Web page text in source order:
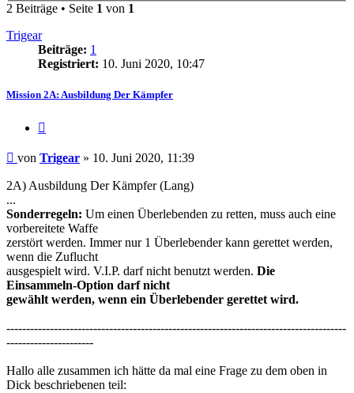
2 Beiträge • Seite 1 von 1
Trigear
Beiträge: 1
Registriert: 10. Juni 2020, 10:47
Mission 2A: Ausbildung Der Kämpfer
Beitrag
von Trigear » 10. Juni 2020, 11:39
2A) Ausbildung Der Kämpfer (Lang)
...
Sonderregeln: Um einen Überlebenden zu retten, muss auch eine
vorbereitete Waffe
zerstört werden. Immer nur 1 Überlebender kann gerettet werden,
wenn die Zuflucht
ausgespielt wird. V.I.P. darf nicht benutzt werden. Die
Einsammeln-Option darf nicht
gewählt werden, wenn ein Überlebender gerettet wird.
--------------------------------------------------------------------------------------
----------------------
Hallo alle zusammen ich hätte da mal eine Frage zu dem oben in
Dick beschriebenen teil: